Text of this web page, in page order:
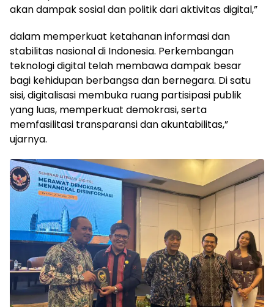
akan dampak sosial dan politik dari aktivitas digital,”
dalam memperkuat ketahanan informasi dan
stabilitas nasional di Indonesia. Perkembangan
teknologi digital telah membawa dampak besar
bagi kehidupan berbangsa dan bernegara. Di satu
sisi, digitalisasi membuka ruang partisipasi publik
yang luas, memperkuat demokrasi, serta
memfasilitasi transparansi dan akuntabilitas,”
ujarnya.